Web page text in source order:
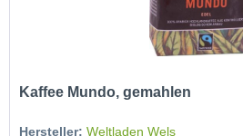
Kaffee Mundo, gemahlen
Hersteller: Weltladen Wels